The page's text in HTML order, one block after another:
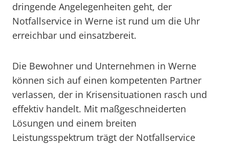
dringende Angelegenheiten geht, der
Notfallservice in Werne ist rund um die Uhr
erreichbar und einsatzbereit.
Die Bewohner und Unternehmen in Werne
können sich auf einen kompetenten Partner
verlassen, der in Krisensituationen rasch und
effektiv handelt. Mit maßgeschneiderten
Lösungen und einem breiten
Leistungsspektrum trägt der Notfallservice